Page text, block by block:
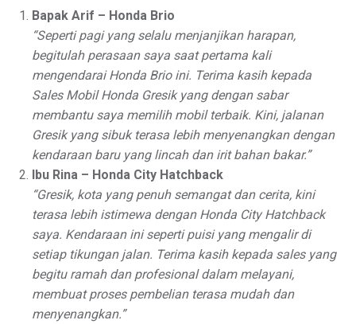
Bapak Arif – Honda Brio
“Seperti pagi yang selalu menjanjikan harapan,
begitulah perasaan saya saat pertama kali
mengendarai Honda Brio ini. Terima kasih kepada
Sales Mobil Honda Gresik yang dengan sabar
membantu saya memilih mobil terbaik. Kini, jalanan
Gresik yang sibuk terasa lebih menyenangkan dengan
kendaraan baru yang lincah dan irit bahan bakar.”
Ibu Rina – Honda City Hatchback
“Gresik, kota yang penuh semangat dan cerita, kini
terasa lebih istimewa dengan Honda City Hatchback
saya. Kendaraan ini seperti puisi yang mengalir di
setiap tikungan jalan. Terima kasih kepada sales yang
begitu ramah dan profesional dalam melayani,
membuat proses pembelian terasa mudah dan
menyenangkan.”